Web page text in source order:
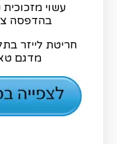
עשוי
בהדפסה
חריטת לייזר
מדגם